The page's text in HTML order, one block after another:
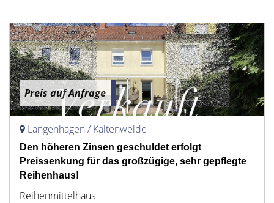
Preis auf Anfrage
Langenhagen / Kaltenweide
Den höheren Zinsen geschuldet erfolgt
Preissenkung für das großzügige, sehr gepflegte
Reihenhaus!
Reihenmittelhaus